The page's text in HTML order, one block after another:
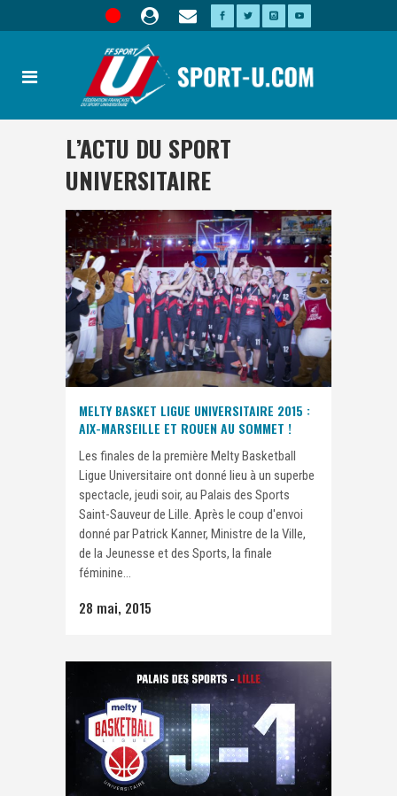
L’ACTU DU SPORT
UNIVERSITAIRE
MELTY BASKET LIGUE UNIVERSITAIRE 2015 :
AIX-MARSEILLE ET ROUEN AU SOMMET !
Les finales de la première Melty Basketball
Ligue Universitaire ont donné lieu à un superbe
spectacle, jeudi soir, au Palais des Sports
Saint-Sauveur de Lille. Après le coup d'envoi
donné par Patrick Kanner, Ministre de la Ville,
de la Jeunesse et des Sports, la finale
féminine...
28 mai, 2015